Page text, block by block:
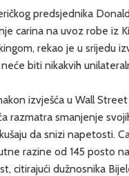
predsjednika
carina na uvoz robe iz
rekao je u srijedu
biti nikakvih
izvješća u Wall Street
razmatra smanjenje
da snizi napetosti.
razine od 145 posto
citirajući dužnosnika